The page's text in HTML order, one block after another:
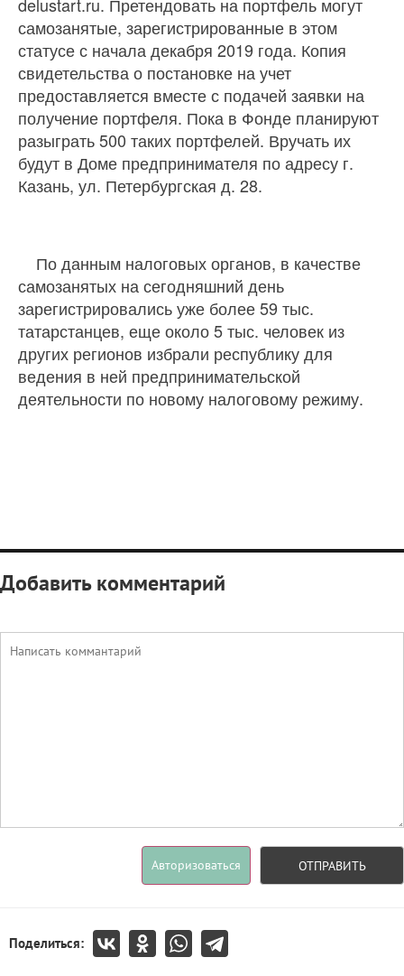
delustart.ru. Претендовать на портфель могут
самозанятые, зарегистрированные в этом
статусе с начала декабря 2019 года. Копия
свидетельства о постановке на учет
предоставляется вместе с подачей заявки на
получение портфеля. Пока в Фонде планируют
разыграть 500 таких портфелей. Вручать их
будут в Доме предпринимателя по адресу г.
Казань, ул. Петербургская д. 28.
По данным налоговых органов, в качестве
самозанятых на сегодняшний день
зарегистрировались уже более 59 тыс.
татарстанцев, еще около 5 тыс. человек из
других регионов избрали республику для
ведения в ней предпринимательской
деятельности по новому налоговому режиму.
Добавить комментарий
Авторизоваться ОТПРАВИТЬ
Поделиться: